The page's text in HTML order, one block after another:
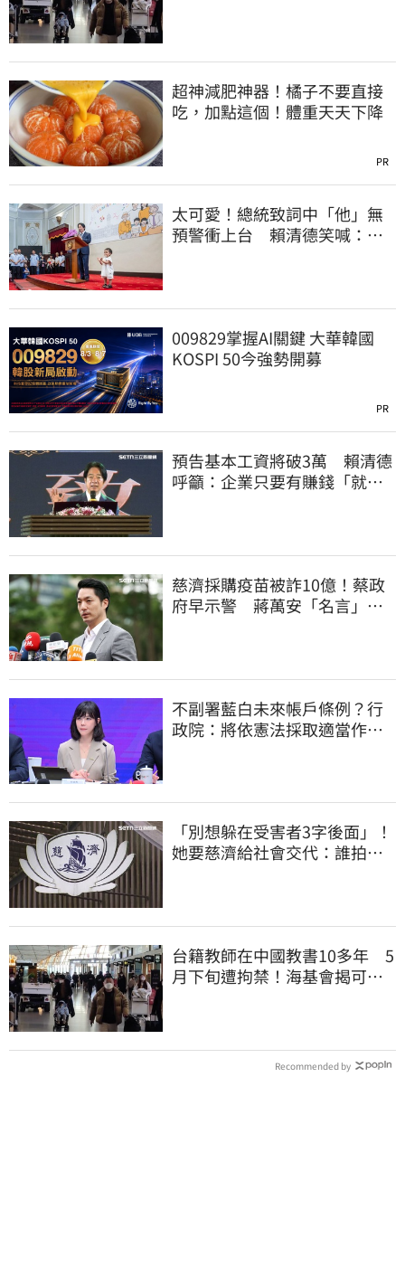
超神減肥神器！橘子不要直接
吃，加點這個！體重天天下降
PR
太可愛！總統致詞中「他」無
預警衝上台 賴清德笑喊：卸
009829掌握AI關鍵 大華韓國
KOSPI 50今強勢開募
PR
預告基本工資將破3萬 賴清德
呼籲：企業只要有賺錢「就該
慈濟採購疫苗被詐10億！蔡政
府早示警 蔣萬安「名言」翻
不副署藍白未來帳戶條例？行
政院：將依憲法採取適當作
「別想躲在受害者3字後面」！
她要慈濟給社會交代：誰拍板
台籍教師在中國教書10多年 5
月下旬遭拘禁！海基會揭可能
Recommended by